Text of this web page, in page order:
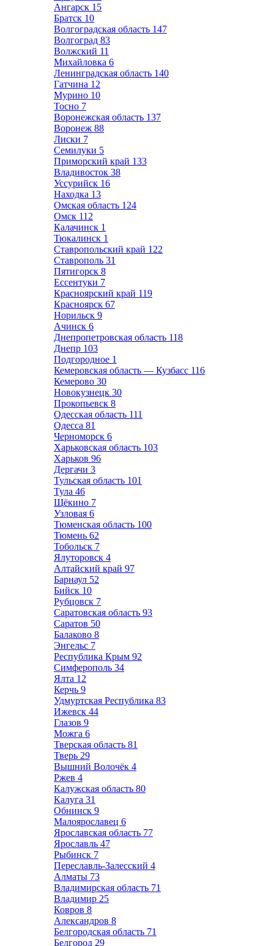
Ангарск 15
Братск 10
Волгоградская область 147
Волгоград 83
Волжский 11
Михайловка 6
Ленинградская область 140
Гатчина 12
Мурино 10
Тосно 7
Воронежская область 137
Воронеж 88
Лиски 7
Семилуки 5
Приморский край 133
Владивосток 38
Уссурийск 16
Находка 13
Омская область 124
Омск 112
Калачинск 1
Тюкалинск 1
Ставропольский край 122
Ставрополь 31
Пятигорск 8
Ессентуки 7
Красноярский край 119
Красноярск 67
Норильск 9
Ачинск 6
Днепропетровская область 118
Днепр 103
Подгородное 1
Кемеровская область — Кузбасс 116
Кемерово 30
Новокузнецк 30
Прокопьевск 8
Одесская область 111
Одесса 81
Черноморск 6
Харьковская область 103
Харьков 96
Дергачи 3
Тульская область 101
Тула 46
Щёкино 7
Узловая 6
Тюменская область 100
Тюмень 62
Тобольск 7
Ялуторовск 4
Алтайский край 97
Барнаул 52
Бийск 10
Рубцовск 7
Саратовская область 93
Саратов 50
Балаково 8
Энгельс 7
Республика Крым 92
Симферополь 34
Ялта 12
Керчь 9
Удмуртская Республика 83
Ижевск 44
Глазов 9
Можга 6
Тверская область 81
Тверь 29
Вышний Волочёк 4
Ржев 4
Калужская область 80
Калуга 31
Обнинск 9
Малоярославец 6
Ярославская область 77
Ярославль 47
Рыбинск 7
Переславль-Залесский 4
Алматы 73
Владимирская область 71
Владимир 25
Ковров 8
Александров 8
Белгородская область 71
Белгород 29